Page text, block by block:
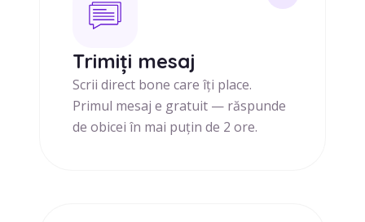
Trimiți mesaj
Scrii direct bone care îți place.
Primul mesaj e gratuit — răspunde
de obicei în mai puțin de 2 ore.